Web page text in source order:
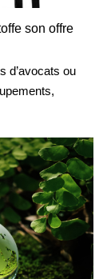
son offre
d’avocats ou